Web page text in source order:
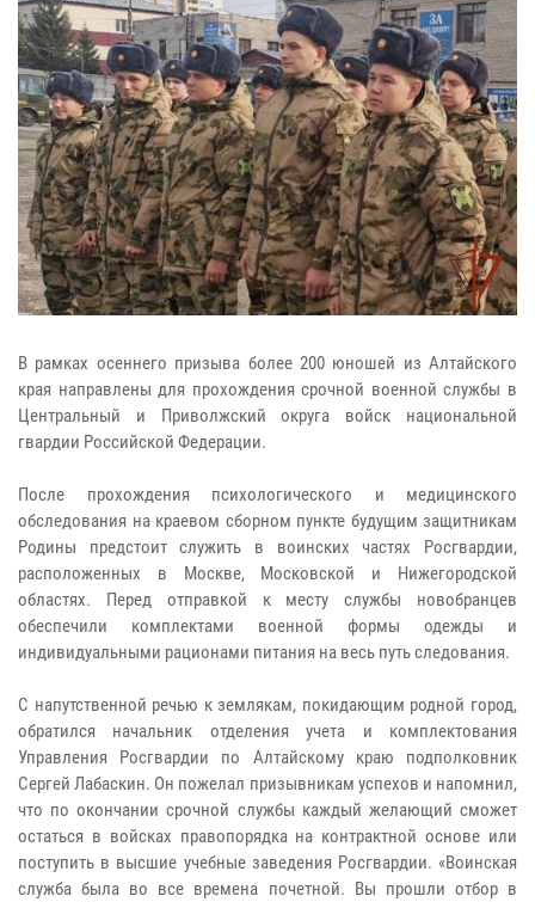
В рамках осеннего призыва более 200 юношей из Алтайского
края направлены для прохождения срочной военной службы в
Центральный и Приволжский округа войск национальной
гвардии Российской Федерации.
После прохождения психологического и медицинского
обследования на краевом сборном пункте будущим защитникам
Родины предстоит служить в воинских частях Росгвардии,
расположенных в Москве, Московской и Нижегородской
областях. Перед отправкой к месту службы новобранцев
обеспечили комплектами военной формы одежды и
индивидуальными рационами питания на весь путь следования.
С напутственной речью к землякам, покидающим родной город,
обратился начальник отделения учета и комплектования
Управления Росгвардии по Алтайскому краю подполковник
Сергей Лабаскин. Он пожелал призывникам успехов и напомнил,
что по окончании срочной службы каждый желающий сможет
остаться в войсках правопорядка на контрактной основе или
поступить в высшие учебные заведения Росгвардии. «Воинская
служба была во все времена почетной. Вы прошли отбор в